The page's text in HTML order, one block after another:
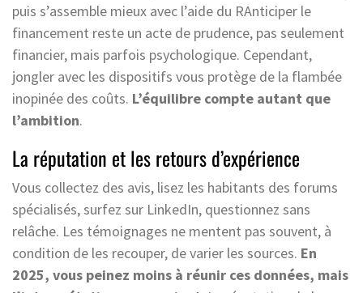
puis s’assemble mieux avec l’aide du RAnticiper le
financement reste un acte de prudence, pas seulement
financier, mais parfois psychologique. Cependant,
jongler avec les dispositifs vous protège de la flambée
inopinée des coûts. L’équilibre compte autant que
l’ambition.
La réputation et les retours d’expérience
Vous collectez des avis, lisez les habitants des forums
spécialisés, surfez sur LinkedIn, questionnez sans
relâche. Les témoignages ne mentent pas souvent, à
condition de les recouper, de varier les sources. En
2025, vous peinez moins à réunir ces données, mais